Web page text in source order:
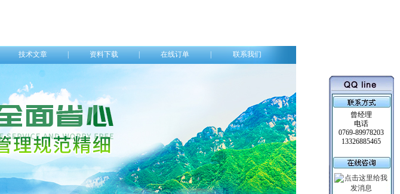
技术文章 资料下载 在线订单 联系我们
曾经理
电话
0769-89978203
13326885465